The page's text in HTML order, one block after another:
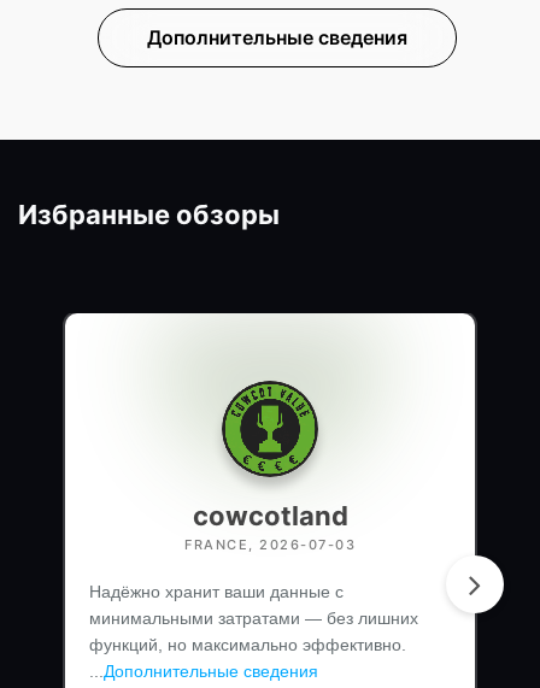
Дополнительные сведения
Избранные обзоры
cowcotland
FRANCE, 2026-07-03
Надёжно хранит ваши данные с
минимальными затратами — без лишних
функций, но максимально эффективно.
Дополнительные сведения